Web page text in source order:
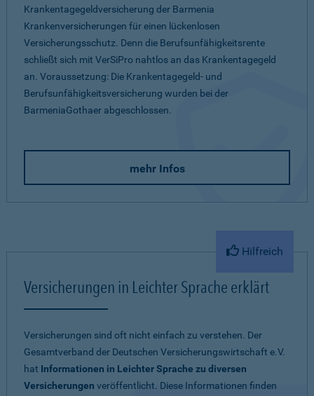
Krankentagegeldversicherung der Barmenia
Krankenversicherungen für einen lückenlosen
Versicherungsschutz. Denn die Berufsunfähigkeitsrente
schließt sich mit VerSiPro nahtlos an das Krankentagegeld
an. Voraussetzung: Die Krankentagegeld- und
Berufsunfähigkeitsversicherung wurden bei der
BarmeniaGothaer abgeschlossen.
mehr Infos
Hilfreich
Versicherungen in Leichter Sprache erklärt
Versicherungen sind oft nicht einfach zu verstehen. Der
Gesamtverband der Deutschen Versicherungswirtschaft e.V.
hat Informationen in Leichter Sprache zu diversen
Versicherungen veröffentlicht. Diese Informationen finden